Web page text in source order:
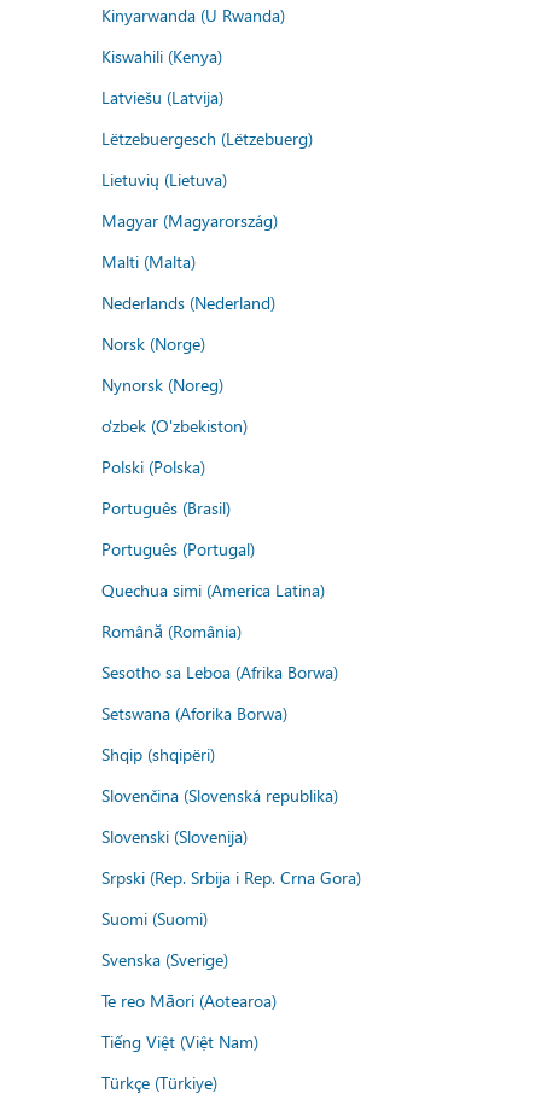
Kinyarwanda (U Rwanda)
Kiswahili (Kenya)
Latviešu (Latvija)
Lëtzebuergesch (Lëtzebuerg)
Lietuvių (Lietuva)
Magyar (Magyarország)
Malti (Malta)
Nederlands (Nederland)
Norsk (Norge)
Nynorsk (Noreg)
o'zbek (O'zbekiston)
Polski (Polska)
Português (Brasil)
Português (Portugal)
Quechua simi (America Latina)
Română (România)
Sesotho sa Leboa (Afrika Borwa)
Setswana (Aforika Borwa)
Shqip (shqipëri)
Slovenčina (Slovenská republika)
Slovenski (Slovenija)
Srpski (Rep. Srbija i Rep. Crna Gora)
Suomi (Suomi)
Svenska (Sverige)
Te reo Māori (Aotearoa)
Tiếng Việt (Việt Nam)
Türkçe (Türkiye)